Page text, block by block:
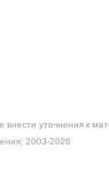
уточнения к
2003-2026